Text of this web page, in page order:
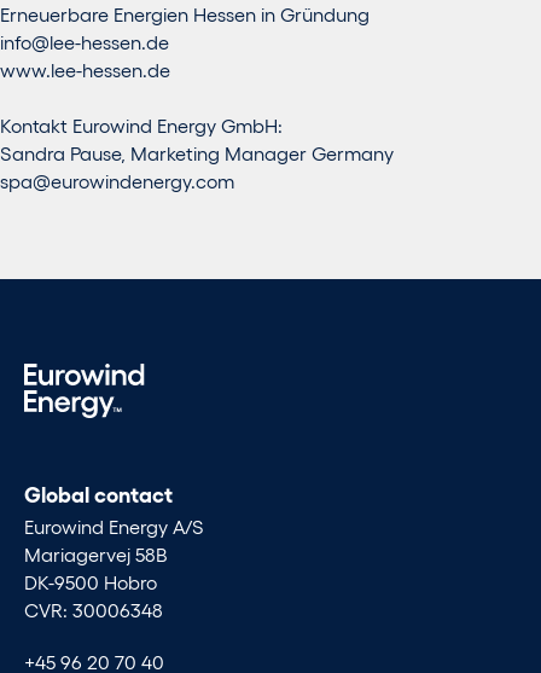
Erneuerbare Energien Hessen in Gründung
info@lee-hessen.de
www.lee-hessen.de
Kontakt Eurowind Energy GmbH:
Sandra Pause, Marketing Manager Germany
spa@eurowindenergy.com
Global contact
Eurowind Energy A/S
Mariagervej 58B
DK-9500 Hobro
CVR: 30006348
+45 96 20 70 40